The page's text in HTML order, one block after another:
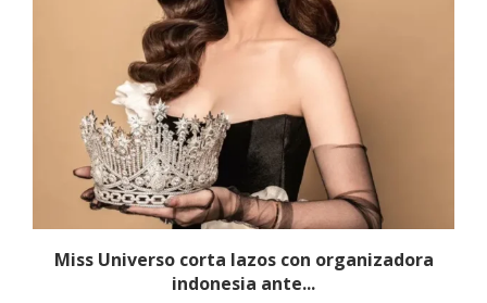
Miss Universo corta lazos con organizadora
indonesia ante...